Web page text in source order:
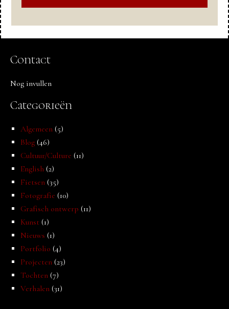
Contact
Nog invullen
Categorieën
Algemeen (5)
Blog (46)
Cultuur/Culture (11)
English (2)
Fietsen (35)
Fotografie (10)
Grafisch ontwerp (11)
Kunst (1)
Nieuws (1)
Portfolio (4)
Projecten (23)
Tochten (7)
Verhalen (31)